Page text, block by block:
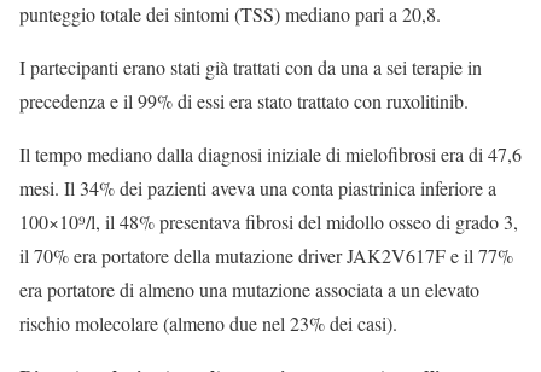
punteggio totale dei sintomi (TSS) mediano pari a 20,8.
I partecipanti erano stati già trattati con da una a sei terapie in
precedenza e il 99% di essi era stato trattato con ruxolitinib.
Il tempo mediano dalla diagnosi iniziale di mielofibrosi era di 47,6
mesi. Il 34% dei pazienti aveva una conta piastrinica inferiore a
100×10⁹/l, il 48% presentava fibrosi del midollo osseo di grado 3,
il 70% era portatore della mutazione driver JAK2V617F e il 77%
era portatore di almeno una mutazione associata a un elevato
rischio molecolare (almeno due nel 23% dei casi).